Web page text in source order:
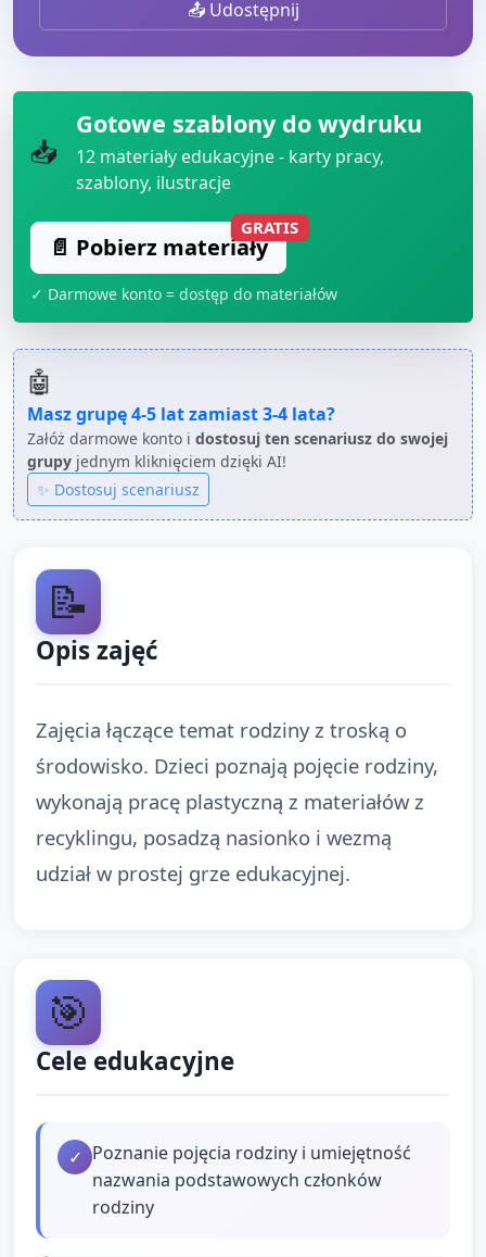
📤 Udostępnij
📥
Gotowe szablony do wydruku
12 materiały edukacyjne - karty pracy,
szablony, ilustracje
📄 Pobierz materiały
GRATIS
✓ Darmowe konto = dostęp do materiałów
🤖
Masz grupę4-5 latzamiast3-4 lata?
Załóż darmowe konto i dostosuj ten scenariusz do swojej
grupy jednym kliknięciem dzięki AI!
✨ Dostosuj scenariusz
📝
Opis zajęć
Zajęcia łączące temat rodziny z troską o
środowisko. Dzieci poznają pojęcie rodziny,
wykonają pracę plastyczną z materiałów z
recyklingu, posadzą nasionko i wezmą
udział w prostej grze edukacyjnej.
🎯
Cele edukacyjne
✓ Poznanie pojęcia rodziny i umiejętność
nazwania podstawowych członków
rodziny